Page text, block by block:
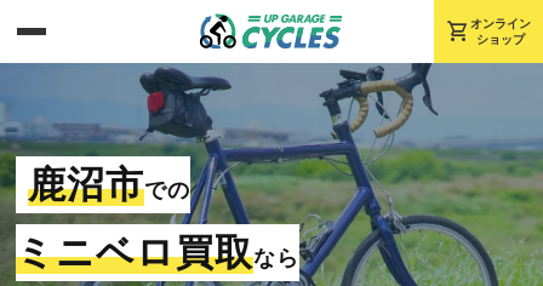
shopping_cart オンライン
ショップ
鹿沼市での
ミニベロ買取なら